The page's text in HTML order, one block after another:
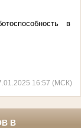
в
16:57 (МСК)
В